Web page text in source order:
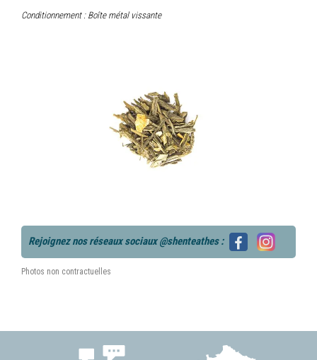
Conditionnement : Boîte métal vissante
Rejoignez nos réseaux sociaux @shenteathes :
Photos non contractuelles